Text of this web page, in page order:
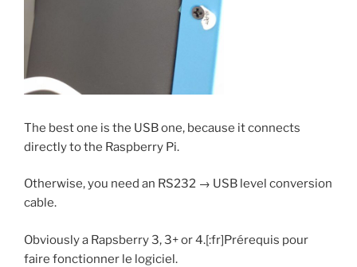
The best one is the USB one, because it connects
directly to the Raspberry Pi.
Otherwise, you need an RS232 → USB level conversion
cable.
Obviously a Rapsberry 3, 3+ or 4.[:fr]Prérequis pour
faire fonctionner le logiciel.